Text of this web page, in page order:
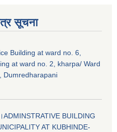
सूचना
Building at ward no. 6,
at ward no. 2, kharpa/ Ward
Dumredharapani
BUILDING
AT KUBHINDE-